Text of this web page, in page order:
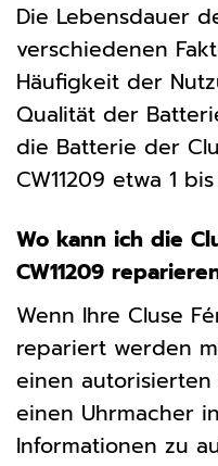
Die Lebensdauer
verschiedenen
Häufigkeit der
Qualität der
die Batterie der
CW11209 etwa 1
Wo kann ich die
CW11209
Wenn Ihre Cluse
repariert werden
einen
einen Uhrmacher
Informationen zu